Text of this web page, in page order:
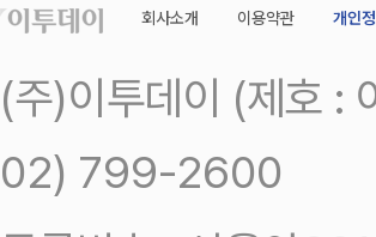
회사소개 이용약관 개인
(주)이투데이 (제호 :
02) 799-2600